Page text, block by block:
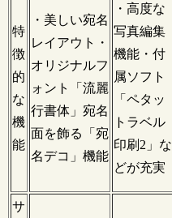
特
徴
的
な
機
能
・美しい宛名
レイアウト・
オリジナルフ
ォント「流麗
行書体」宛名
面を飾る「宛
名デコ」機能
・高度な
写真編集
機能・付
属ソフト
「ペタッ
トラベル
印刷2」な
どが充実
サ